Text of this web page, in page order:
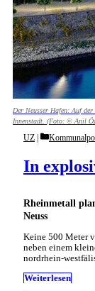
Der Neusser Hafen: Auf der
Innenstadt. (Foto: © Anil
Rheinmetall
Neuss
In
UZ Categories
Keine 500 Meter
neben einem
nordrhein-
Weiterlesen